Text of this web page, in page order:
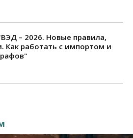
– 2026. Новые правила,
Как работать с импортом и